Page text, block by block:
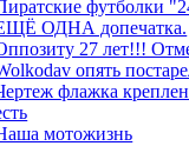
футболки
ОДНА допечатка.
27 лет!!!
опять
флажка
мотожизнь